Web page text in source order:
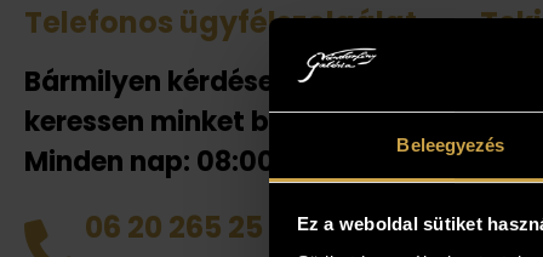
Beleegyezés
Ez a weboldal sütiket
Telefonos ügyfélszolgálat
Bármilyen kérdése van
keressen minket bizalommal!
Minden nap: 08:00-20:00-ig!
06 20 265 25 49